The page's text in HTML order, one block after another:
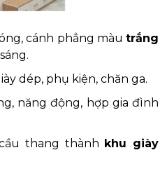
cánh phẳng màu trắng
dép, phụ kiện, chăn ga.
năng động, hợp gia đình
thang thành khu giày